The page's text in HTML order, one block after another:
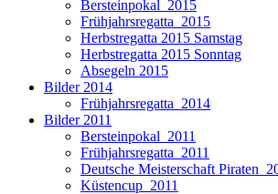
Bersteinpokal_2015
Frühjahrsregatta_2015
Herbstregatta 2015 Samstag
Herbstregatta 2015 Sonntag
Absegeln 2015
Bilder 2014
Frühjahrsregatta_2014
Bilder 2011
Bersteinpokal_2011
Frühjahrsregatta_2011
Deutsche Meisterschaft
Küstencup_2011